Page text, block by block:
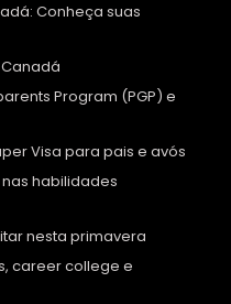
Conheça suas
Program (PGP) e
Visa para pais e avós
habilidades
nesta primavera
career college e